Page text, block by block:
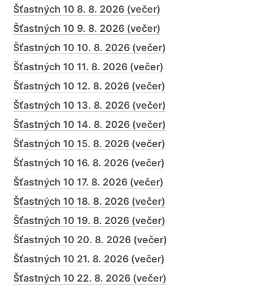
Šťastných 10 8. 8. 2026 (večer)
Šťastných 10 9. 8. 2026 (večer)
Šťastných 10 10. 8. 2026 (večer)
Šťastných 10 11. 8. 2026 (večer)
Šťastných 10 12. 8. 2026 (večer)
Šťastných 10 13. 8. 2026 (večer)
Šťastných 10 14. 8. 2026 (večer)
Šťastných 10 15. 8. 2026 (večer)
Šťastných 10 16. 8. 2026 (večer)
Šťastných 10 17. 8. 2026 (večer)
Šťastných 10 18. 8. 2026 (večer)
Šťastných 10 19. 8. 2026 (večer)
Šťastných 10 20. 8. 2026 (večer)
Šťastných 10 21. 8. 2026 (večer)
Šťastných 10 22. 8. 2026 (večer)